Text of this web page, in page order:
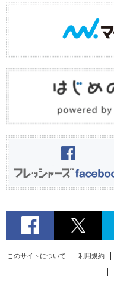
このサイトについて 利用規約